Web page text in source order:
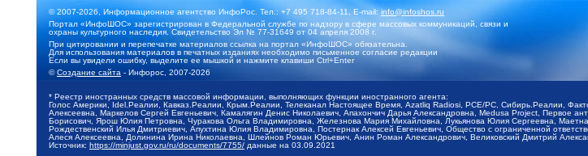
© 2007-2026, Информационное агентство ИнфоРос. Тел.: +7 495 718-84-11, E-mail:info@infoshos.ru
Портал «ИнфоШОС» зарегистрирован в Федеральной службе по надзору в сфере массовых коммуникаций, связи и
охраны культурного наследия. Свидетельство Эл № 77-31649 от 04 апреля 2008 г.
При цитировании и перепечатке материалов ссылка на портал «ИнфоШОС» обязательна.
Для использования материалов в печатных изданиях необходимо письменное согласие редакции
Если вы увидели ошибку, выделите ее мышкой и нажмите клавиши Ctrl+Enter
©Создание сайта - Инфорос, 2007-2026
* Реестр иностранных средств массовой информации, выполняющих функции иностранного агента:
Голос Америки, Idel.Реалии, Кавказ.Реалии, Крым.Реалии, Телеканал Настоящее Время, Azatliq Radiosi, PCE/PC, Сибирь.Реалии,
Алексеевна, Маркелов Сергей Евгеньевич, Камалягин Денис Николаевич, Апахончич Дарья Александровна, Medusa Project, Первое
Борисович, Ярош Юлия Петровна, Чуракова Ольга Владимировна, Железнова Мария Михайловна, Лукьянова Юлия Сергеевна,
Рождественский Илья Дмитриевич, Апухтина Юлия Владимировна, Постернак Алексей Евгеньевич, Общество с ограниченной
Алеся Алексеевна, Долинина Ирина Николаевна, Шлейнов Роман Юрьевич, Анин Роман Александрович, Великовский Дмитрий
Источник: https://minjust.gov.ru/ru/documents/7755/ данные на 03.09.2021